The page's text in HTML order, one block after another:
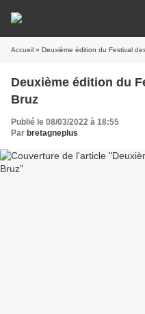
Accueil » Deuxième édition du Festival
Deuxième édition du
Bruz
Publié le 08/03/2022 à 18:55
Par bretagneplus